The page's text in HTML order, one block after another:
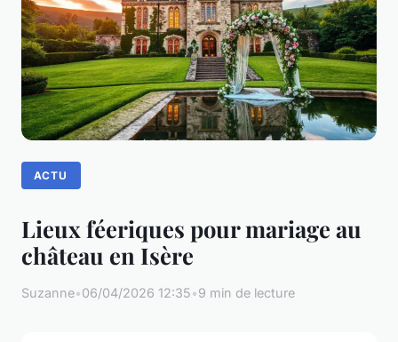
ACTU
Lieux féeriques pour mariage au
château en Isère
Suzanne•06/04/2026 12:35•9 min de lecture